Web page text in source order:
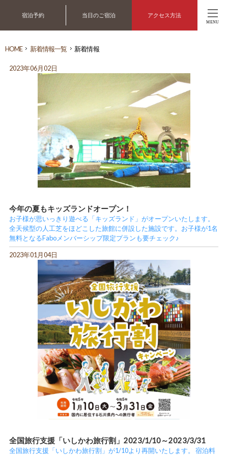
宿泊予約 当日のご宿泊 アクセス方法
MENU
HOME 新着情報一覧 新着情報
2023年06月02日
今年の夏もキッズランドオープン！
お子様が思いっきり遊べる「キッズランド」がオープンいたします。
全天候型の人工芝をほどこした旅館に併設した施設です。お子様が1名
無料となるFaboメンバーシップ限定プランも要チェック♪
2023年01月04日
全国旅行支援「いしかわ旅行割」2023/1/10～2023/3/31
全国旅行支援「いしかわ旅行割」が1/10より再開いたします。 宿泊料